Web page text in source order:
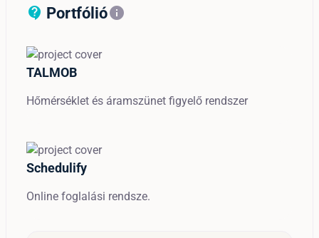
contact_support_outline
Portfólióinfo
TALMOB
Hőmérséklet és áramszünet figyelő rendszer
Schedulify
Online foglalási rendsze.